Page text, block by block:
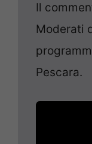
Il
Moderati
Pescara.